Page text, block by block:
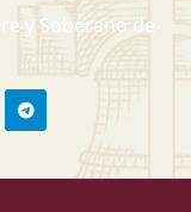
y Soberano de